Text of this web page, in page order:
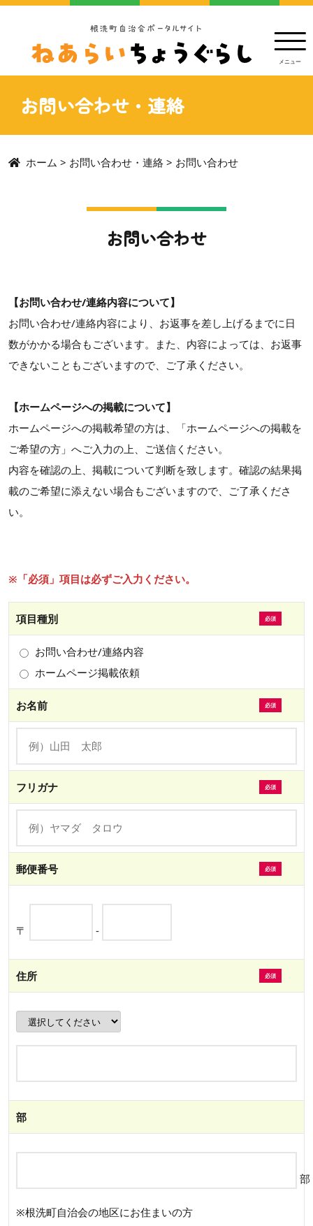
お問い合わせ・連絡
ホーム > お問い合わせ・連絡 > お問い合わせ
お問い合わせ
【お問い合わせ/連絡内容について】
お問い合わせ/連絡内容により、お返事を差し上げるまでに日
数がかかる場合もございます。また、内容によっては、お返事
できないこともございますので、ご了承ください。
【ホームページへの掲載について】
ホームページへの掲載希望の方は、「ホームページへの掲載を
ご希望の方」へご入力の上、ご送信ください。
内容を確認の上、掲載について判断を致します。確認の結果掲
載のご希望に添えない場合もございますので、ご了承くださ
い。
※「必須」項目は必ずご入力ください。
項目種別
お問い合わせ/連絡内容
ホームページ掲載依頼
お名前
フリガナ
郵便番号
〒 -
住所
部
部
※根洗町自治会の地区にお住まいの方